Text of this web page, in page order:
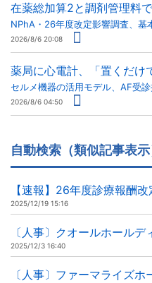
在薬総加算2と調剤管理料
NPhA・26年度改定影響調査、基
2026/8/6 20:08
薬局に心電計、「置くだけ
セルメ機器の活用モデル、AF受
2026/8/6 04:50
自動検索（類似記事表示
【速報】26年度診療報酬
2025/12/19 15:16
〔人事〕クオールホールデ
2025/12/3 16:40
〔人事〕ファーマライズホ